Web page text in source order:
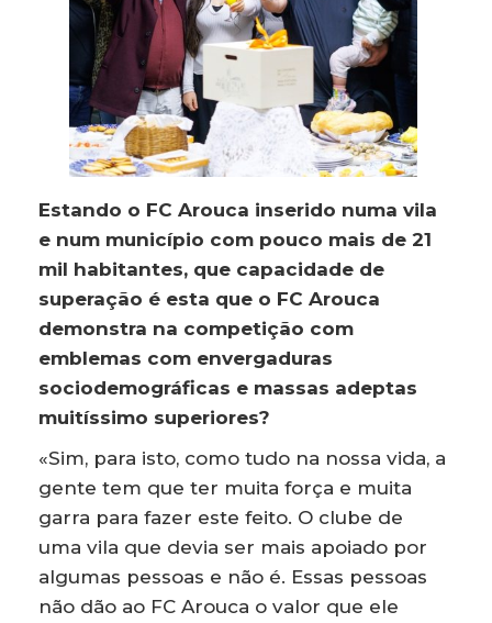
Estando o FC Arouca inserido numa vila
e num município com pouco mais de 21
mil habitantes, que capacidade de
superação é esta que o FC Arouca
demonstra na competição com
emblemas com envergaduras
sociodemográficas e massas adeptas
muitíssimo superiores?
«Sim, para isto, como tudo na nossa vida, a
gente tem que ter muita força e muita
garra para fazer este feito. O clube de
uma vila que devia ser mais apoiado por
algumas pessoas e não é. Essas pessoas
não dão ao FC Arouca o valor que ele